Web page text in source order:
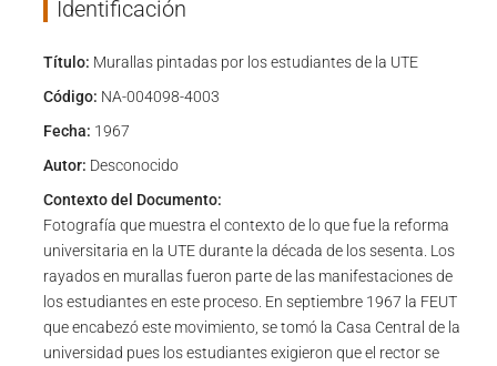
Identificación
Título: Murallas pintadas por los estudiantes de la UTE
Código: NA-004098-4003
Fecha: 1967
Autor: Desconocido
Contexto del Documento:
Fotografía que muestra el contexto de lo que fue la reforma
universitaria en la UTE durante la década de los sesenta. Los
rayados en murallas fueron parte de las manifestaciones de
los estudiantes en este proceso. En septiembre 1967 la FEUT
que encabezó este movimiento, se tomó la Casa Central de la
universidad pues los estudiantes exigieron que el rector se